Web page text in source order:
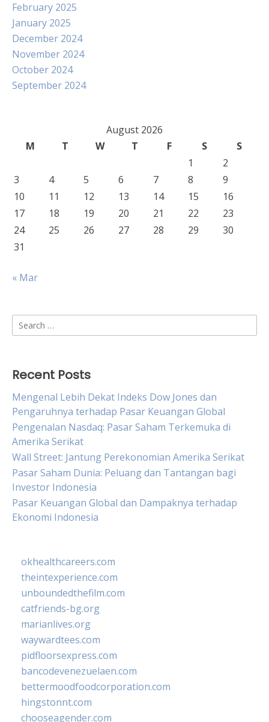
February 2025
January 2025
December 2024
November 2024
October 2024
September 2024
August 2026
M
T W T F S
S
1
2
3
4 5 6 7 8
9
10
11 12 13 14 15
16
17
18 19 20 21 22
23
24
25 26 27 28 29
30
31
« Mar
Search
for:
Recent Posts
Mengenal Lebih Dekat Indeks Dow Jones dan
Pengaruhnya terhadap Pasar Keuangan Global
Pengenalan Nasdaq: Pasar Saham Terkemuka di
Amerika Serikat
Wall Street: Jantung Perekonomian Amerika Serikat
Pasar Saham Dunia: Peluang dan Tantangan bagi
Investor Indonesia
Pasar Keuangan Global dan Dampaknya terhadap
Ekonomi Indonesia
okhealthcareers.com
theintexperience.com
unboundedthefilm.com
catfriends-bg.org
marianlives.org
waywardtees.com
pidfloorsexpress.com
bancodevenezuelaen.com
bettermoodfoodcorporation.com
hingstonnt.com
chooseagender.com